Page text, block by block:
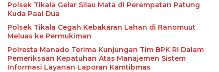
Polsek Tikala Gelar Silau Mata di Perempatan Patung
Kuda Paal Dua
Polsek Tikala Cegah Kebakaran Lahan di Ranomuut
Meluas ke Permukiman
Polresta Manado Terima Kunjungan Tim BPK RI Dalam
Pemeriksaan Kepatuhan Atas Manajemen Sistem
Informasi Layanan Laporan Kamtibmas